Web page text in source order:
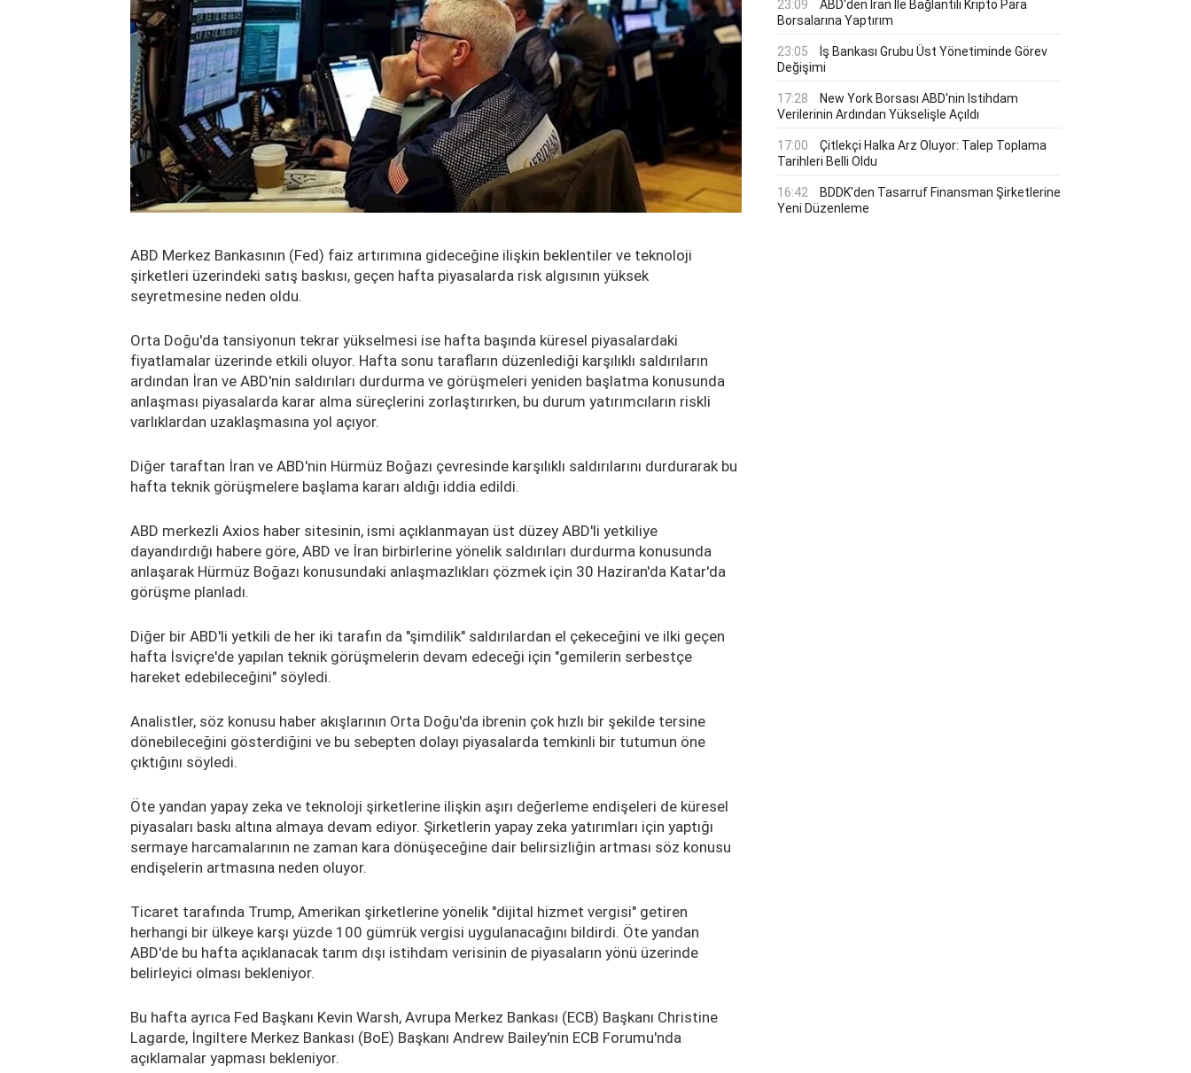
ABD Merkez Bankasının (Fed) faiz artırımına gideceğine ilişkin beklentiler ve teknoloji
şirketleri üzerindeki satış baskısı, geçen hafta piyasalarda risk algısının yüksek
seyretmesine neden oldu.
Orta Doğu'da tansiyonun tekrar yükselmesi ise hafta başında küresel piyasalardaki
fiyatlamalar üzerinde etkili oluyor. Hafta sonu tarafların düzenlediği karşılıklı saldırıların
ardından İran ve ABD'nin saldırıları durdurma ve görüşmeleri yeniden başlatma konusunda
anlaşması piyasalarda karar alma süreçlerini zorlaştırırken, bu durum yatırımcıların riskli
varlıklardan uzaklaşmasına yol açıyor.
Diğer taraftan İran ve ABD'nin Hürmüz Boğazı çevresinde karşılıklı saldırılarını durdurarak bu
hafta teknik görüşmelere başlama kararı aldığı iddia edildi.
ABD merkezli Axios haber sitesinin, ismi açıklanmayan üst düzey ABD'li yetkiliye
dayandırdığı habere göre, ABD ve İran birbirlerine yönelik saldırıları durdurma konusunda
anlaşarak Hürmüz Boğazı konusundaki anlaşmazlıkları çözmek için 30 Haziran'da Katar'da
görüşme planladı.
Diğer bir ABD'li yetkili de her iki tarafın da "şimdilik" saldırılardan el çekeceğini ve ilki geçen
hafta İsviçre'de yapılan teknik görüşmelerin devam edeceği için "gemilerin serbestçe
hareket edebileceğini" söyledi.
Analistler, söz konusu haber akışlarının Orta Doğu'da ibrenin çok hızlı bir şekilde tersine
dönebileceğini gösterdiğini ve bu sebepten dolayı piyasalarda temkinli bir tutumun öne
çıktığını söyledi.
Öte yandan yapay zeka ve teknoloji şirketlerine ilişkin aşırı değerleme endişeleri de küresel
piyasaları baskı altına almaya devam ediyor. Şirketlerin yapay zeka yatırımları için yaptığı
sermaye harcamalarının ne zaman kara dönüşeceğine dair belirsizliğin artması söz konusu
endişelerin artmasına neden oluyor.
Ticaret tarafında Trump, Amerikan şirketlerine yönelik "dijital hizmet vergisi" getiren
herhangi bir ülkeye karşı yüzde 100 gümrük vergisi uygulanacağını bildirdi. Öte yandan
ABD'de bu hafta açıklanacak tarım dışı istihdam verisinin de piyasaların yönü üzerinde
belirleyici olması bekleniyor.
Bu hafta ayrıca Fed Başkanı Kevin Warsh, Avrupa Merkez Bankası (ECB) Başkanı Christine
Lagarde, İngiltere Merkez Bankası (BoE) Başkanı Andrew Bailey'nin ECB Forumu'nda
açıklamalar yapması bekleniyor.
23:09
ABD'den İran Ile Bağlantılı Kripto Para
Borsalarına Yaptırım
23:05
İş Bankası Grubu Üst Yönetiminde Görev
Değişimi
17:28
New York Borsası ABD'nin Istihdam
Verilerinin Ardından Yükselişle Açıldı
17:00
Çitlekçi Halka Arz Oluyor: Talep Toplama
Tarihleri Belli Oldu
16:42
BDDK'den Tasarruf Finansman Şirketlerine
Yeni Düzenleme